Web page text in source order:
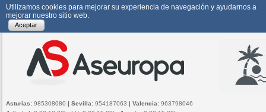
Utilizamos cookies para mejorar su experiencia de navegación y ayudarnos a
mejorar nuestro sitio web.
Aceptar
Asturias: 985308080 | Sevilla: 954187063 | Valencia: 963798046